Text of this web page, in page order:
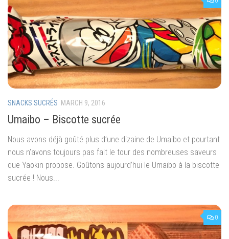
SNACKS SUCRÉS MARCH 9, 2016
Umaibo – Biscotte sucrée
Nous avons déjà goûté plus d’une dizaine de Umaibo et pourtant
nous n’avons toujours pas fait le tour des nombreuses saveurs
que Yaokin propose. Goûtons aujourd’hui le Umaibo à la biscotte
sucrée ! Nous...
0